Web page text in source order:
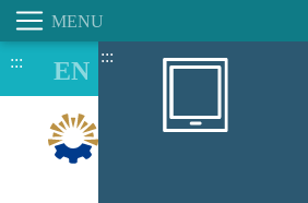
:::
跳
主
要
内
:::